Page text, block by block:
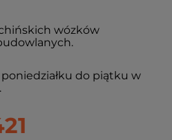
wózków
do piątku w